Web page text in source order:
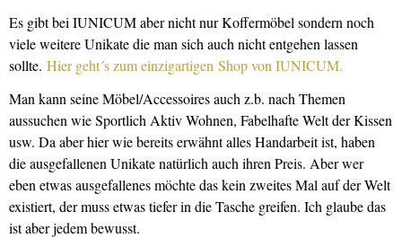
Es gibt bei IUNICUM aber nicht nur Koffermöbel sondern noch
viele weitere Unikate die man sich auch nicht entgehen lassen
sollte. Hier geht´s zum einzigartigen Shop von IUNICUM.
Man kann seine Möbel/Accessoires auch z.b. nach Themen
aussuchen wie Sportlich Aktiv Wohnen, Fabelhafte Welt der Kissen
usw. Da aber hier wie bereits erwähnt alles Handarbeit ist, haben
die ausgefallenen Unikate natürlich auch ihren Preis. Aber wer
eben etwas ausgefallenes möchte das kein zweites Mal auf der Welt
existiert, der muss etwas tiefer in die Tasche greifen. Ich glaube das
ist aber jedem bewusst.